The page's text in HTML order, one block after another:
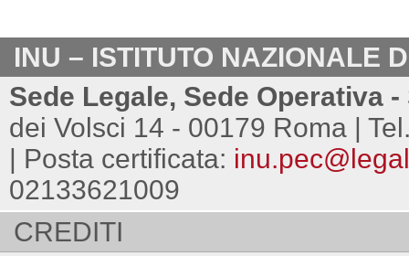
INU – ISTITUTO NAZIONALE
Sede Legale, Sede Operativa
dei Volsci 14 - 00179 Roma |
| Posta certificata:
02133621009
CREDITI